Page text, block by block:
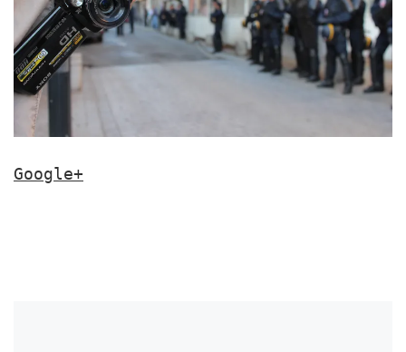
Google+